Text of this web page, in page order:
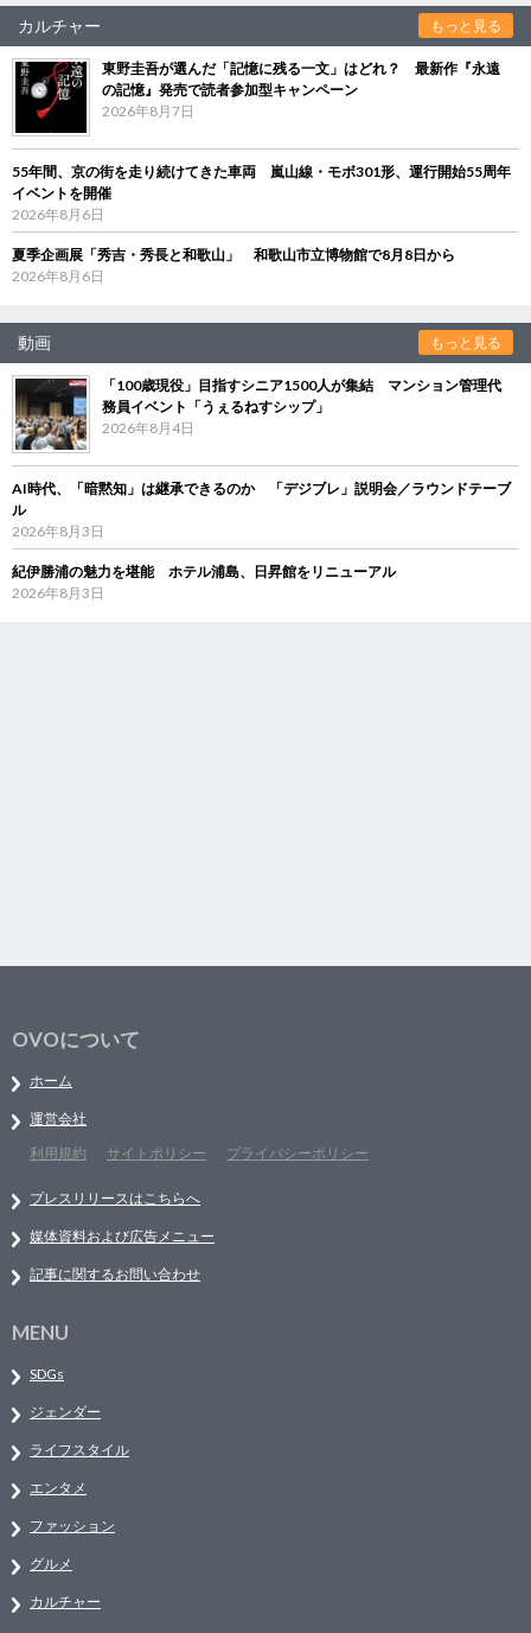
カルチャー もっと見る
東野圭吾が選んだ「記憶に残る一文」はどれ？ 最新作『永遠
の記憶』発売で読者参加型キャンペーン
2026年8月7日
55年間、京の街を走り続けてきた車両 嵐山線・モボ301形、運行開始55周年
イベントを開催
2026年8月6日
夏季企画展「秀吉・秀長と和歌山」 和歌山市立博物館で8月8日から
2026年8月6日
動画 もっと見る
「100歳現役」目指すシニア1500人が集結 マンション管理代
務員イベント「うぇるねすシップ」
2026年8月4日
AI時代、「暗黙知」は継承できるのか 「デジブレ」説明会／ラウンドテーブ
ル
2026年8月3日
紀伊勝浦の魅力を堪能 ホテル浦島、日昇館をリニューアル
2026年8月3日
OVOについて
ホーム
運営会社
利用規約
サイトポリシー プライバシーポリシー
プレスリリースはこちらへ
媒体資料および広告メニュー
記事に関するお問い合わせ
MENU
SDGs
ジェンダー
ライフスタイル
エンタメ
ファッション
グルメ
カルチャー